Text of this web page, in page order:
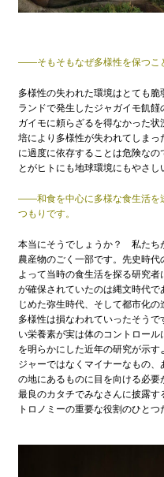
——そもそもなぜ多様性を保つこ
多様性の失われた環境はとても
ランドで発生したジャガイモ飢
ガイモに頼らざるを得なかった
培により多様性が失われてしま
に過度に依存することは危険な
とがヒトにも地球環境にもやさし
——和食を中心に多様な食生活を
つもりです。
本当にそうでしょうか？ 私たち
農産物のごく一部です。先史時
よって当時の食生活を探る研究
が確保されていたのは縄文時代
じめた弥生時代、そして都市化
多様性は損なわれていったそう
い栄養素が実は体のコントロー
を明らかにした近年の研究が示
ジャーではなくマイナーなもの
の地にあるものに目を向ける必
最良のカタチでみなさんに披露
トロノミーの重要な役割のひとつ